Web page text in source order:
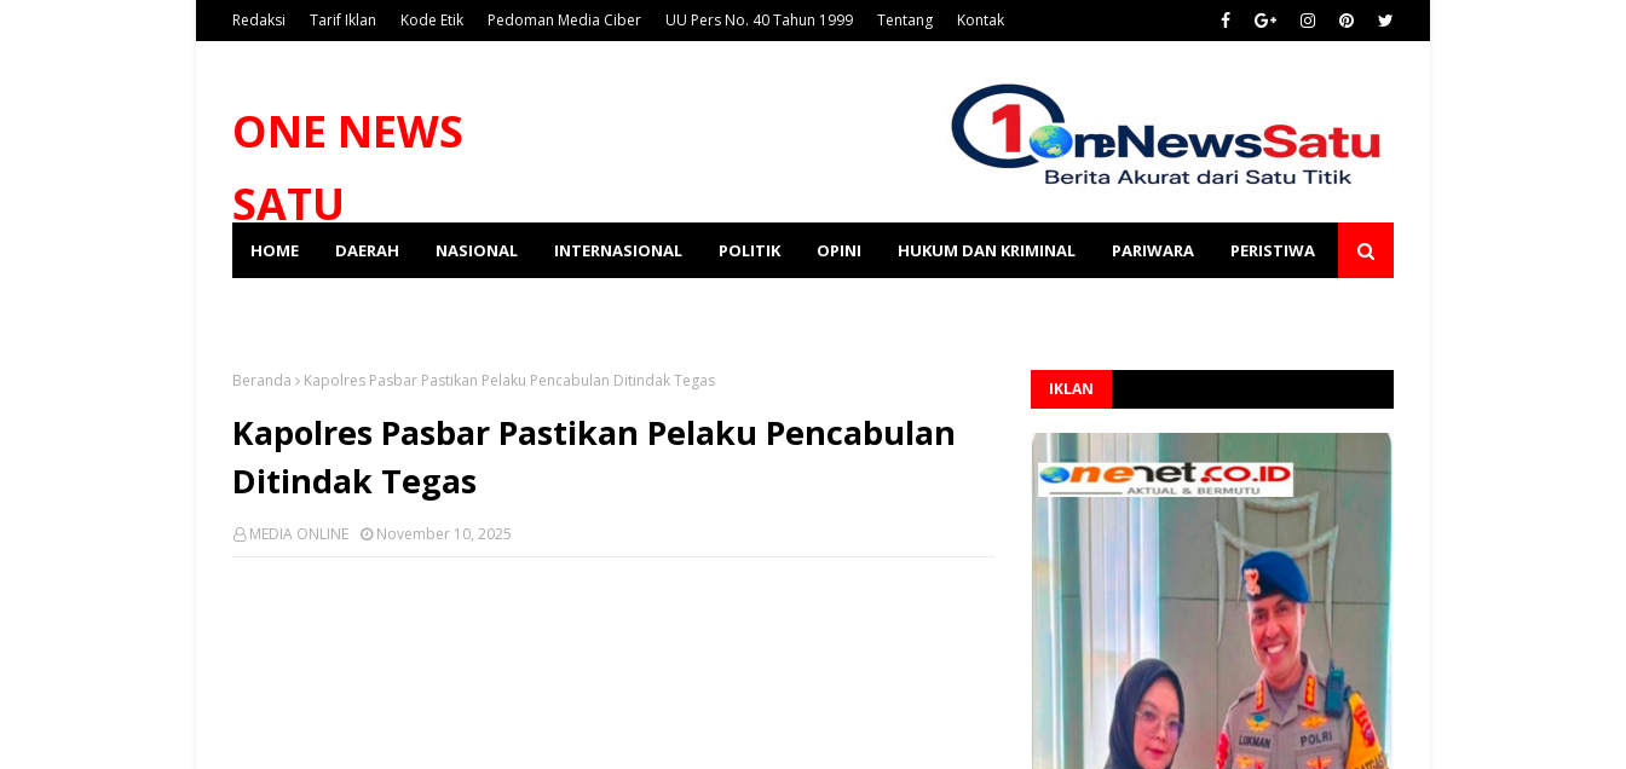
Redaksi Tarif Iklan Kode Etik Pedoman Media Ciber UU Pers No. 40 Tahun 1999 Tentang Kontak
ONE NEWS
SATU
HOME DAERAH NASIONAL INTERNASIONAL POLITIK OPINI HUKUM DAN KRIMINAL PARIWARA PERISTIWA
Beranda Kapolres Pasbar Pastikan Pelaku Pencabulan Ditindak Tegas
Kapolres Pasbar Pastikan Pelaku Pencabulan
Ditindak Tegas
MEDIA ONLINE November 10, 2025
IKLAN